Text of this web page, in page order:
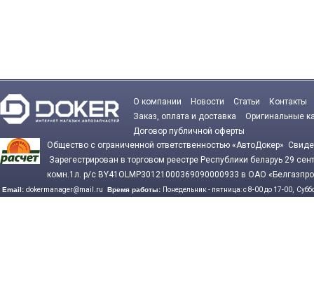
О компании Новости Статьи
Контакты
Заказ, оплата и доставка
Оригинальные
Договор публичной оферты
Общество с ограниченной ответственностью «АвтоДокер»
Зарегестрирован в торговом реестре Республики беларуь 29
комн.1л. р/с BY41OLMP30121000369090000933 в ОАО
Email: dokermanager@mail.ru Время работы: Понедельник - пятница: с 8-00 до 17-00,